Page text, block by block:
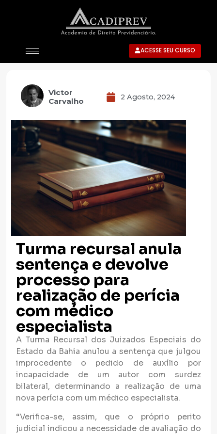
ACESSE SEU CURSO
Victor
Carvalho
2 Agosto, 2024
Turma recursal anula
sentença e devolve
processo para
realização de perícia
com médico
especialista
A Turma Recursal dos Juizados Especiais do
Estado da Bahia anulou a sentença que julgou
improcedente o pedido de auxílio por
incapacidade de um autor com surdez
bilateral, determinando a realização de uma
nova perícia com um médico especialista.
“Verifica-se, assim, que o próprio perito
judicial indicou a necessidade de avaliação do